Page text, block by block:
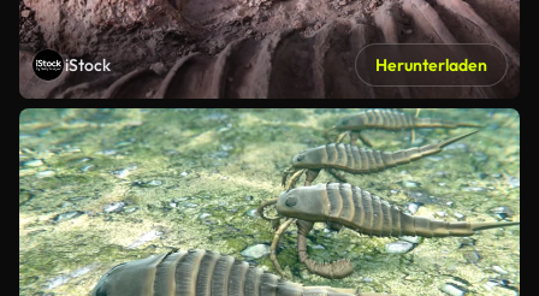
iStock Herunterladen